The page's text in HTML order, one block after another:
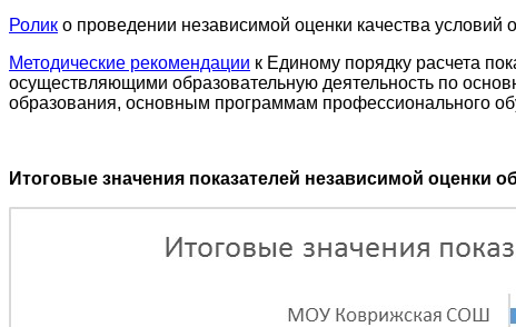
Ролик о проведении независимой оценки качества условий
Методические рекомендации к Единому порядку расчета
осуществляющими образовательную деятельность по
образования, основным программам профессионального
Итоговые значения показателей независимой оценки